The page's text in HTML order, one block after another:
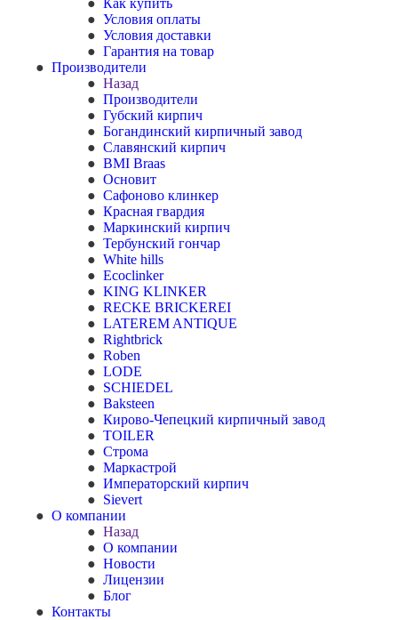
Как купить
Условия оплаты
Условия доставки
Гарантия на товар
Производители
Назад
Производители
Губский кирпич
Богандинский кирпичный завод
Славянский кирпич
BMI Braas
Основит
Сафоново клинкер
Красная гвардия
Маркинский кирпич
Тербунский гончар
White hills
Ecoclinker
KING KLINKER
RECKE BRICKEREI
LATEREM ANTIQUE
Rightbrick
Roben
LODE
SCHIEDEL
Baksteen
Кирово-Чепецкий кирпичный завод
TOILER
Строма
Маркастрой
Императорский кирпич
Sievert
О компании
Назад
О компании
Новости
Лицензии
Блог
Контакты